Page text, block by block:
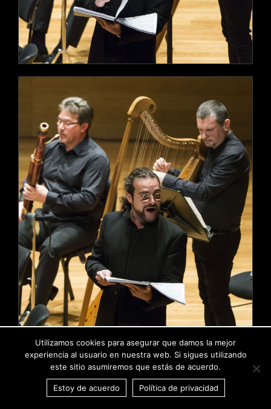
Utilizamos cookies para asegurar que damos la mejor
experiencia al usuario en nuestra web. Si sigues utilizando
este sitio asumiremos que estás de acuerdo.
Estoy de acuerdo Política de privacidad